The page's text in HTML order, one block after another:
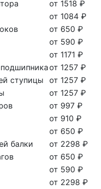
от 1518 ₽
от 1084 ₽
от 650 ₽
от 590 ₽
от 1171 ₽
от 1257 ₽
ступицы
от 1257 ₽
от 1257 ₽
от 997 ₽
от 910 ₽
от 650 ₽
балки
от 2298 ₽
от 650 ₽
от 590 ₽
от 2298 ₽